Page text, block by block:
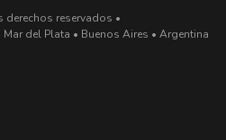
derechos reservados •
del Plata • Buenos Aires • Argentina